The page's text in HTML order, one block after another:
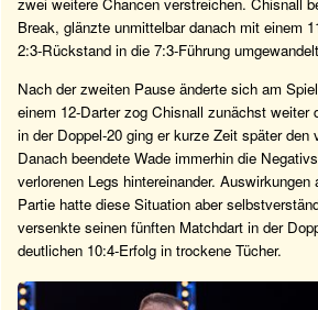
zwei weitere Chancen verstreichen. Chisnall
Break, glänzte unmittelbar danach mit einem
2:3-Rückstand in die 7:3-Führung
Nach der zweiten Pause änderte sich am
einem 12-Darter zog Chisnall zunächst weiter
in der Doppel-20 ging er kurze Zeit später den
Danach beendete Wade immerhin die
verlorenen Legs hintereinander.
Partie hatte diese Situation aber
versenkte seinen fünften Matchdart in der
deutlichen 10:4-Erfolg in trockene Tücher.